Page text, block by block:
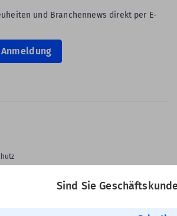
Sind Sie
und Branchennews direkt per E-